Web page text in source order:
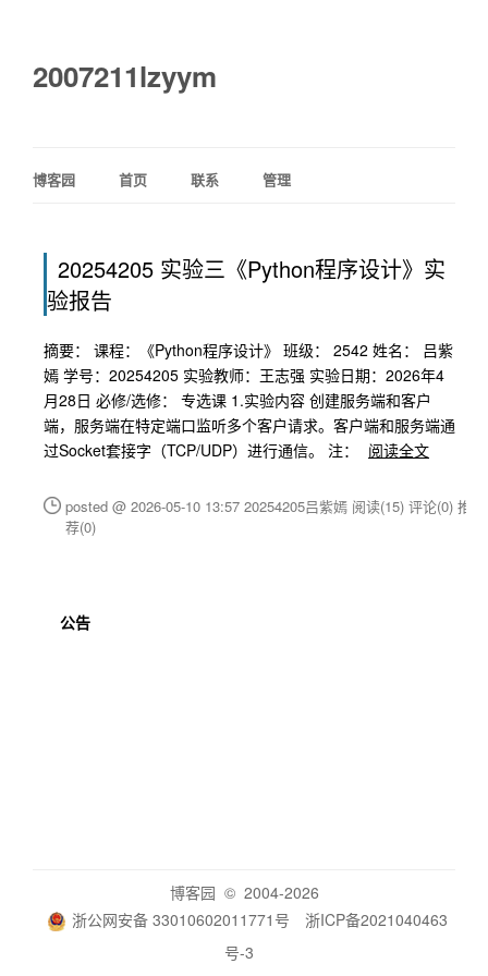
2007211lzyym
博客园 首页 联系 管理
20254205 实验三《Python程序设计》实
验报告
摘要： 课程：《Python程序设计》 班级： 2542 姓名： 吕紫
嫣 学号：20254205 实验教师：王志强 实验日期：2026年4
月28日 必修/选修： 专选课 1.实验内容 创建服务端和客户
端，服务端在特定端口监听多个客户请求。客户端和服务端通
过Socket套接字（TCP/UDP）进行通信。 注：
阅读全文
posted @ 2026-05-10 13:57 20254205吕紫嫣 阅读(15) 评论(0) 推
荐(0)
公告
博客园 © 2004-2026
浙公网安备 33010602011771号
浙ICP备2021040463
号-3